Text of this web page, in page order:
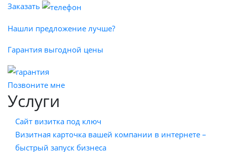
Заказать
Нашли предложение лучше?
Гарантия выгодной цены
Позвоните мне
Услуги
Сайт визитка под ключ
Визитная карточка вашей компании в интернете –
быстрый запуск бизнеса